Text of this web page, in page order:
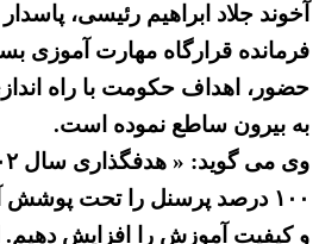
آخوند جلاد ابراهیم رئیسی،
فرمانده قرارگاه مهارت
حضور، اهداف حکومت با راه
به بیرون ساطع نموده است.
۱۰۰ درصد پرسنل را تحت